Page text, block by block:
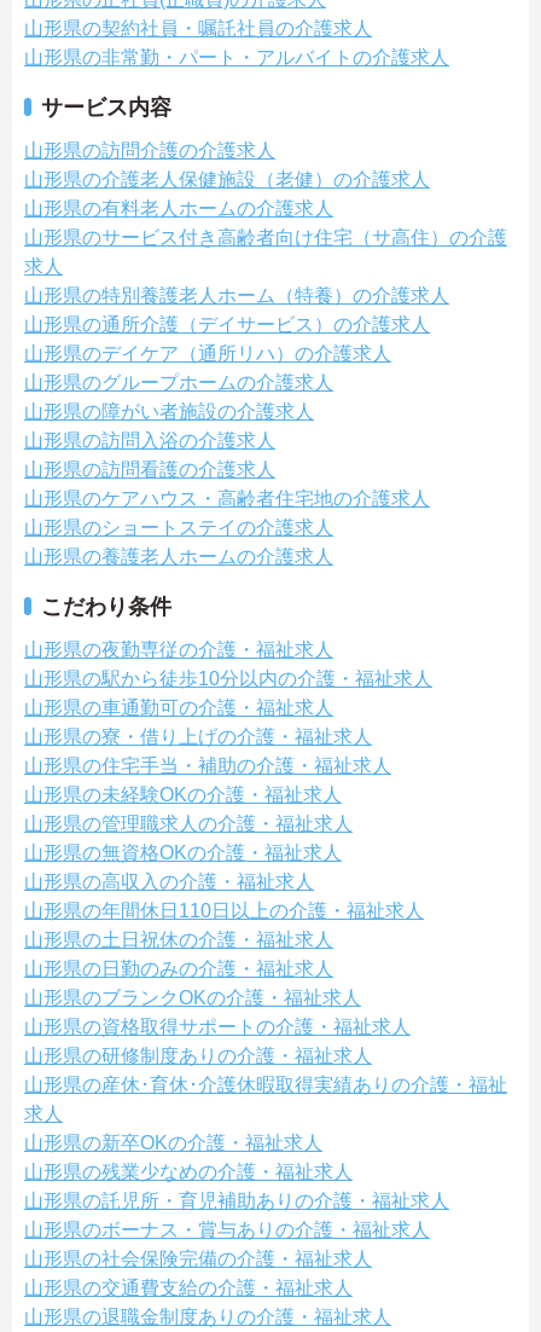
山形県の契約社員・嘱託社員の介護求人
山形県の非常勤・パート・アルバイトの介護求人
サービス内容
山形県の訪問介護の介護求人
山形県の介護老人保健施設（老健）の介護求人
山形県の有料老人ホームの介護求人
山形県のサービス付き高齢者向け住宅（サ高住）の介護
求人
山形県の特別養護老人ホーム（特養）の介護求人
山形県の通所介護（デイサービス）の介護求人
山形県のデイケア（通所リハ）の介護求人
山形県のグループホームの介護求人
山形県の障がい者施設の介護求人
山形県の訪問入浴の介護求人
山形県の訪問看護の介護求人
山形県のケアハウス・高齢者住宅地の介護求人
山形県のショートステイの介護求人
山形県の養護老人ホームの介護求人
こだわり条件
山形県の夜勤専従の介護・福祉求人
山形県の駅から徒歩10分以内の介護・福祉求人
山形県の車通勤可の介護・福祉求人
山形県の寮・借り上げの介護・福祉求人
山形県の住宅手当・補助の介護・福祉求人
山形県の未経験OKの介護・福祉求人
山形県の管理職求人の介護・福祉求人
山形県の無資格OKの介護・福祉求人
山形県の高収入の介護・福祉求人
山形県の年間休日110日以上の介護・福祉求人
山形県の土日祝休の介護・福祉求人
山形県の日勤のみの介護・福祉求人
山形県のブランクOKの介護・福祉求人
山形県の資格取得サポートの介護・福祉求人
山形県の研修制度ありの介護・福祉求人
山形県の産休･育休･介護休暇取得実績ありの介護・福祉
求人
山形県の新卒OKの介護・福祉求人
山形県の残業少なめの介護・福祉求人
山形県の託児所・育児補助ありの介護・福祉求人
山形県のボーナス・賞与ありの介護・福祉求人
山形県の社会保険完備の介護・福祉求人
山形県の交通費支給の介護・福祉求人
山形県の退職金制度ありの介護・福祉求人